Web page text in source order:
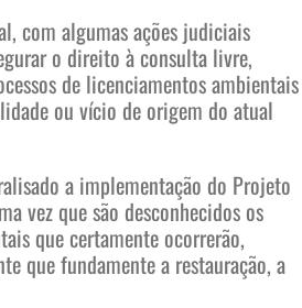
com algumas ações judiciais
o direito à consulta livre,
de licenciamentos ambientais
ou vício de origem do atual
a implementação do Projeto
vez que são desconhecidos os
que certamente ocorrerão,
que fundamente a restauração, a